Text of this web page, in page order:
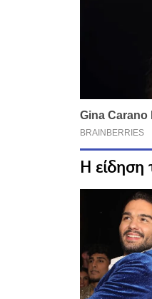
Η είδηση